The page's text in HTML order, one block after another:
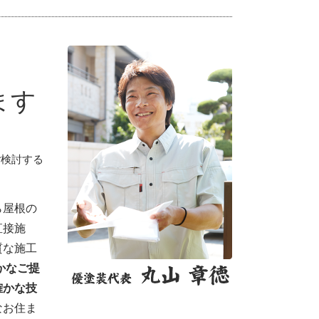
す
討する
屋根の
接施
施工
なご提
かな技
住ま